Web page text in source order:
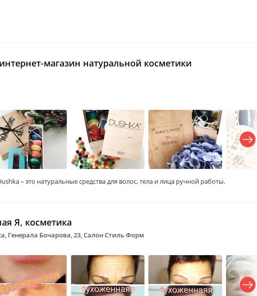
магазин натуральной косметики
– это натуральные средства для волос, тела и лица ручной работы.
Я, косметика
Генерала Бочарова, 23, Салон Стиль Форм